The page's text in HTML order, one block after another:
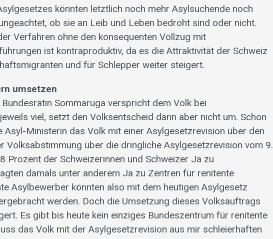
könnten letztlich noch mehr Asylsuchende noch
ob sie an Leib und Leben bedroht sind oder nicht.
Verfahren ohne den konsequenten Vollzug mit
ist kontraproduktiv, da es die Attraktivität der Schweiz
und für Schlepper weiter steigert.
umsetzen
Sommaruga verspricht dem Volk bei
viel, setzt den Volksentscheid dann aber nicht um. Schon
Asyl-Ministerin das Volk mit einer Asylgesetzrevision über den
Volksabstimmung über die dringliche Asylgesetzrevision vom 9.
Prozent der Schweizerinnen und Schweizer Ja zu
damals unter anderem Ja zu Zentren für renitente
Asylbewerber könnten also mit dem heutigen Asylgesetz
werden. Doch die Umsetzung dieses Volksauftrags
Es gibt bis heute kein einziges Bundeszentrum für renitente
das Volk mit der Asylgesetzrevision aus mir schleierhaften